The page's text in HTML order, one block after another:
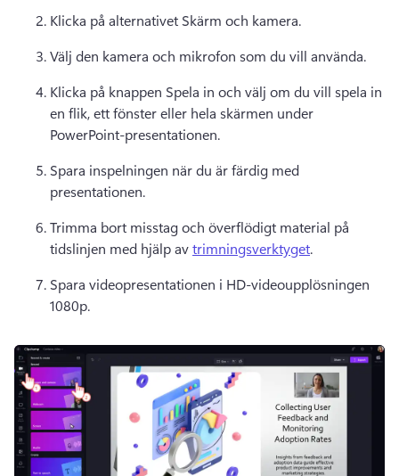
Klicka på alternativet Skärm och kamera.
Välj den kamera och mikrofon som du vill använda.
Klicka på knappen Spela in och välj om du vill spela in
en flik, ett fönster eller hela skärmen under
PowerPoint-presentationen.
Spara inspelningen när du är färdig med
presentationen.
Trimma bort misstag och överflödigt material på
tidslinjen med hjälp av trimningsverktyget.
Spara videopresentationen i HD-videoupplösningen
1080p.